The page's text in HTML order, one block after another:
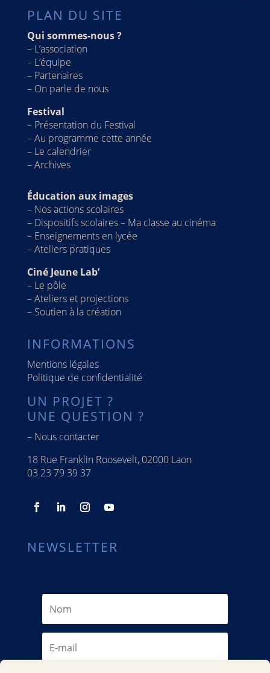
PLAN DU SITE
Qui sommes-nous ?
– L’association
– L’équipe
– Partenaires
– On parle de nous
Festival
– Présentation du Festival
–Au programme cette année
– Le calendrier
–Archives
Éducation aux images
– Nos actions scolaires
– Dispositifs scolaires – Ma classe au cinéma
– Enseignements en lycée
–Ateliers pratiques
Ciné Jeune Lab’
– Le pôle
–Ateliers et projections
– Soutien à la création
INFORMATIONS
Mentions légales
Politique de confidentialité
UN PROJET ?
UNE QUESTION ?
– Nous contacter
18 Rue Franklin Roosevelt, 02000 Laon
03 23 79 39 37
NEWSLETTER